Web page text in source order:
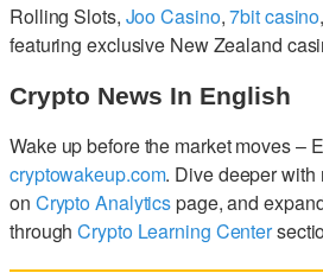
Rolling Slots, Joo Casino,7bit casino
featuring exclusive New Zealand
Crypto News In English
Wake up before the market moves –
cryptowakeup.com. Dive deeper with
on Crypto Analyticspage, and
throughCrypto Learning Center